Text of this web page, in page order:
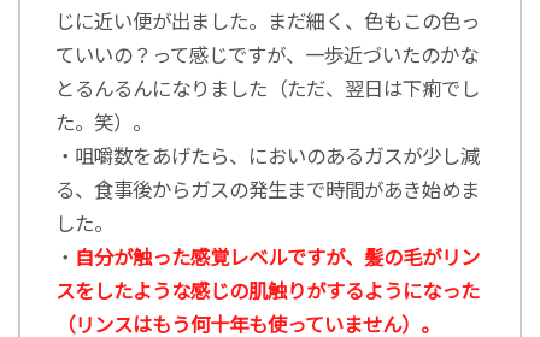
じに近い便が出ました。まだ細く、色もこの色っ
ていいの？って感じですが、一歩近づいたのかな
とるんるんになりました（ただ、翌日は下痢でし
た。笑）。
・咀嚼数をあげたら、においのあるガスが少し減
る、食事後からガスの発生まで時間があき始めま
した。
・ 自分が触った感覚レベルですが、髪の毛がリン
スをしたような感じの肌触りがするようになった
（リンスはもう何十年も使っていません）。